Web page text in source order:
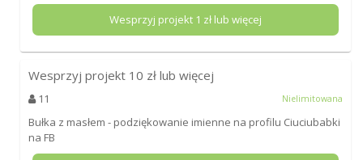
Wesprzyj projekt 1 zł lub więcej
Wesprzyj projekt 10 zł lub więcej
11 Nielimitowana
Bułka z masłem - podziękowanie imienne na profilu Ciuciubabki
na FB